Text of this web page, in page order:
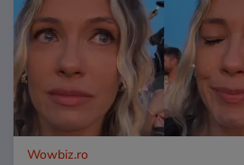
Wowbiz.ro